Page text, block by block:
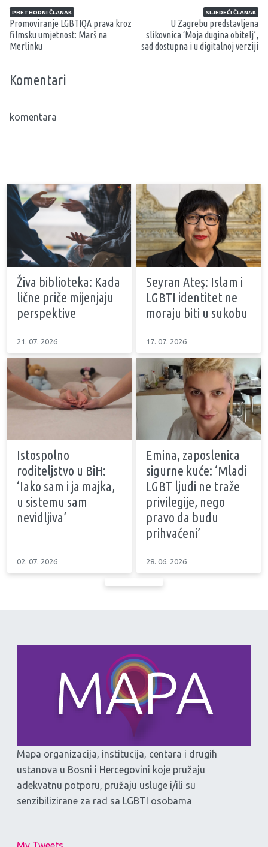
Navigacija članaka
PRETHODNI ČLANAK
Promoviranje LGBTIQA prava kroz
filmsku umjetnost: Marš na
Merlinku
SLJEDEĆI ČLANAK
U Zagrebu predstavljena
slikovnica ‘Moja dugina obitelj’,
sad dostupna i u digitalnoj verziji
Komentari
komentara
Živa biblioteka: Kada
lične priče mijenjaju
perspektive
21. 07. 2026
Seyran Ateş: Islam i
LGBTI identitet ne
moraju biti u sukobu
17. 07. 2026
Istospolno
roditeljstvo u BiH:
‘Iako sam i ja majka,
u sistemu sam
nevidljiva’
02. 07. 2026
Emina, zaposlenica
sigurne kuće: ‘Mladi
LGBT ljudi ne traže
privilegije, nego
pravo da budu
prihvaćeni’
28. 06. 2026
Mapa organizacija, institucija, centara i drugih
ustanova u Bosni i Hercegovini koje pružaju
adekvatnu potporu, pružaju usluge i/ili su
senzibilizirane za rad sa LGBTI osobama